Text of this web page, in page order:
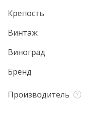
Крепость
Винтаж
Виноград
Бренд
Производитель